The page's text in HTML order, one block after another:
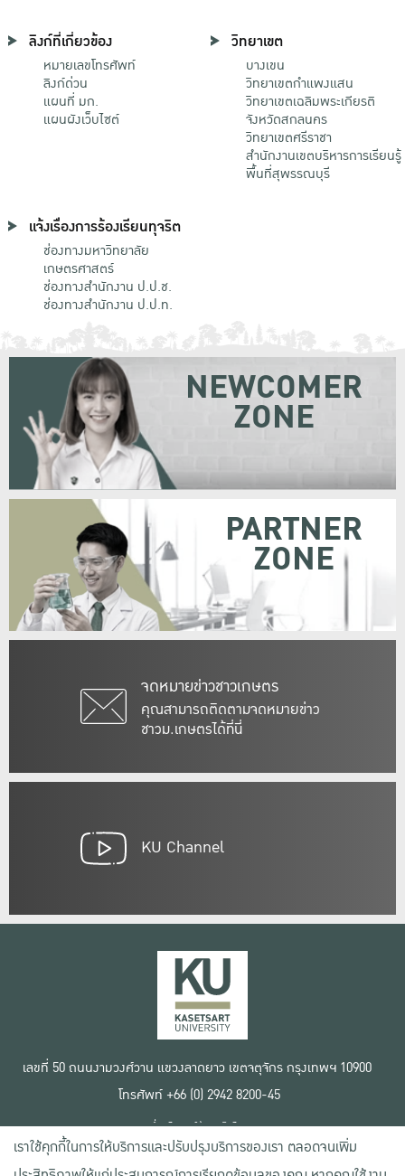
ลิงก์ที่เกี่ยวข้อง
หมายเลขโทรศัพท์
ลิงก์ด่วน
แผนที่ มก.
แผนผังเว็บไซต์
วิทยาเขต
บางเขน
วิทยาเขตกําแพงแสน
วิทยาเขตเฉลิมพระเกียรติ
จังหวัดสกลนคร
วิทยาเขตศรีราชา
สำนักงานเขตบริหารการเรียนรู้
พื้นที่สุพรรณบุรี
แจ้งเรื่องการร้องเรียนทุจริต
ช่องทางมหาวิทยาลัย
เกษตรศาสตร์
ช่องทางสำนักงาน ป.ป.ช.
ช่องทางสำนักงาน ป.ป.ท.
จดหมายข่าวชาวเกษตร
คุณสามารถติดตามจดหมายข่าว
ชาวม.เกษตรได้ที่นี่
NEWCOMER
ZONE
PARTNER
ZONE
KU Channel
เลขที่ 50 ถนนงามวงศ์วาน แขวงลาดยาว เขตจตุจักร กรุงเทพฯ 10900
โทรศัพท์ +66 (0) 2942 8200-45
เงื่อนไขการใช้งานเว็บไซต์
ข้อตกลงด้านสิทธิ์ใช้งาน
นโยบายความเป็นส่วนตัว
เราใช้คุกกี้ในการให้บริการและปรับปรุงบริการของเรา ตลอดจนเพิ่ม